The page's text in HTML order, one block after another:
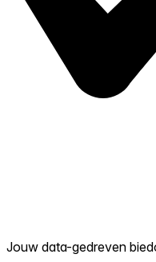
Jouw data-gedreven